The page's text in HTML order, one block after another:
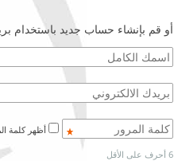
أو قم بإنشاء حساب جديد باستخدام
6 أحرف على الأقل